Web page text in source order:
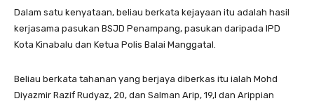
Dalam satu kenyataan, beliau berkata kejayaan itu adalah hasil
kerjasama pasukan BSJD Penampang, pasukan daripada IPD
Kota Kinabalu dan Ketua Polis Balai Manggatal.
Beliau berkata tahanan yang berjaya diberkas itu ialah Mohd
Diyazmir Razif Rudyaz, 20, dan Salman Arip, 19,l dan Arippian